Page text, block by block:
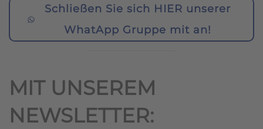
Schließen Sie sich HIER unserer
WhatApp Gruppe mit an!
MIT UNSEREM
NEWSLETTER: